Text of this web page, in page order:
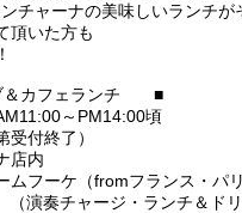
チャーナの美味しいランチが
頂いた方も
＆カフェランチ ■
～PM14:00頃
受付終了）
店内
フーケ（fromフランス・パ
演奏チャージ・ランチ＆ド